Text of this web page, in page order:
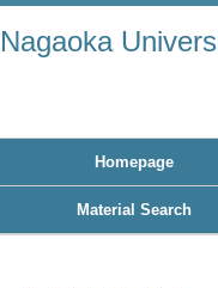
Nagaoka
Homepage
Material Search